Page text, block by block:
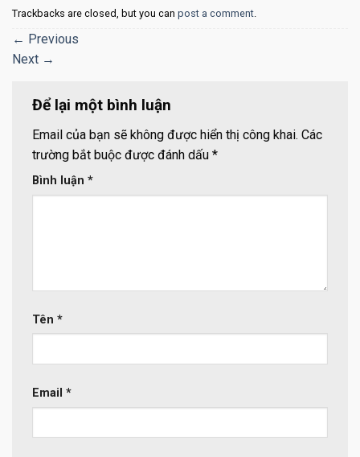
Trackbacks are closed, but you can post a comment.
← Previous
Next →
Để lại một bình luận
Email của bạn sẽ không được hiển thị công khai. Các
trường bắt buộc được đánh dấu *
Bình luận *
Tên *
Email *